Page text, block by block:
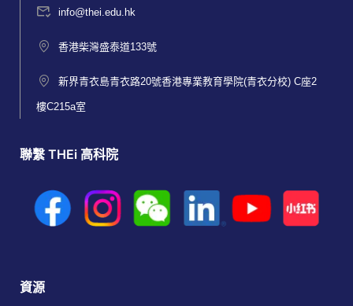
info@thei.edu.hk
香港柴灣盛泰道133號
新界青衣島青衣路20號香港專業教育學院(青衣分校) C座2
樓C215a室
聯繫 THEi 高科院
資源